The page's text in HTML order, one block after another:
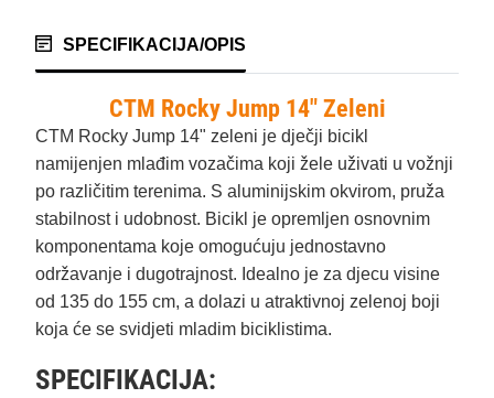
SPECIFIKACIJA/OPIS
CTM Rocky Jump 14" Zeleni
CTM Rocky Jump 14" zeleni je dječji bicikl
namijenjen mlađim vozačima koji žele uživati u vožnji
po različitim terenima. S aluminijskim okvirom, pruža
stabilnost i udobnost. Bicikl je opremljen osnovnim
komponentama koje omogućuju jednostavno
održavanje i dugotrajnost. Idealno je za djecu visine
od 135 do 155 cm, a dolazi u atraktivnoj zelenoj boji
koja će se svidjeti mladim biciklistima.
SPECIFIKACIJA: